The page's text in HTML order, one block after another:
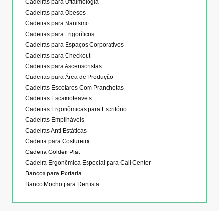
Cadeiras para Oftalmologia
Cadeiras para Obesos
Cadeiras para Nanismo
Cadeiras para Frigoríficos
Cadeiras para Espaços Corporativos
Cadeiras para Checkout
Cadeiras para Ascensoristas
Cadeiras para Área de Produção
Cadeiras Escolares Com Pranchetas
Cadeiras Escamoteáveis
Cadeiras Ergonômicas para Escritório
Cadeiras Empilháveis
Cadeiras Anti Estáticas
Cadeira para Costureira
Cadeira Golden Plat
Cadeira Ergonômica Especial para Call Center
Bancos para Portaria
Banco Mocho para Dentista